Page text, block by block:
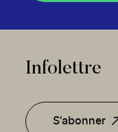
Infolettre
S'abonner